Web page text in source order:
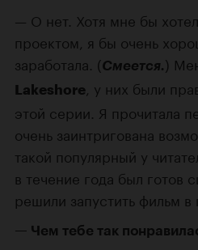
О нет. Хотя мне бы
проектом, я бы очень
заработала. (Смеется.)
Lakeshore , у них были
этой серии. Я прочитала
очень заинтригована
такой популярный у
в течение года был готов
решили запустить фильм в
Чем тебе так